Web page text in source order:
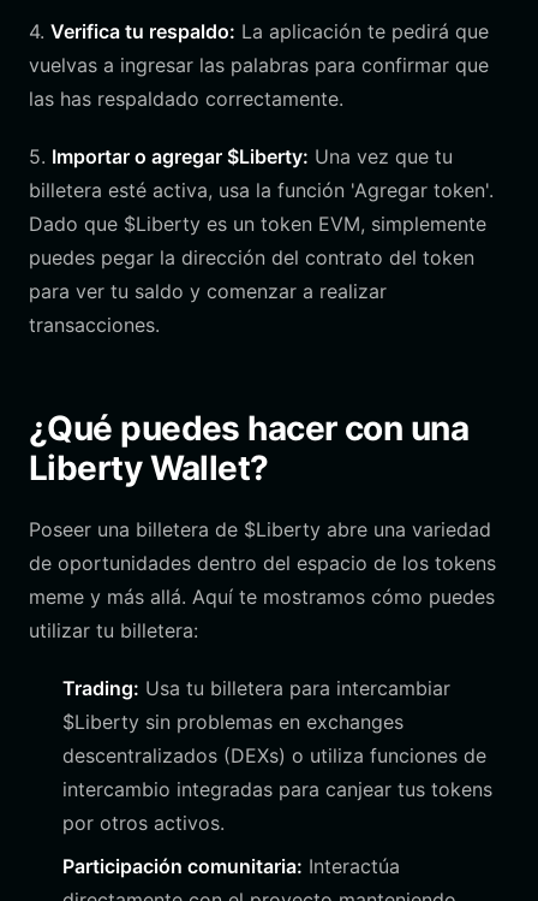
4. Verifica tu respaldo: La aplicación te pedirá que
vuelvas a ingresar las palabras para confirmar que
las has respaldado correctamente.
5. Importar o agregar $Liberty: Una vez que tu
billetera esté activa, usa la función 'Agregar token'.
Dado que $Liberty es un token EVM, simplemente
puedes pegar la dirección del contrato del token
para ver tu saldo y comenzar a realizar
transacciones.
¿Qué puedes hacer con una
Liberty Wallet?
Poseer una billetera de $Liberty abre una variedad
de oportunidades dentro del espacio de los tokens
meme y más allá. Aquí te mostramos cómo puedes
utilizar tu billetera:
Trading: Usa tu billetera para intercambiar
$Liberty sin problemas en exchanges
descentralizados (DEXs) o utiliza funciones de
intercambio integradas para canjear tus tokens
por otros activos.
Participación comunitaria: Interactúa